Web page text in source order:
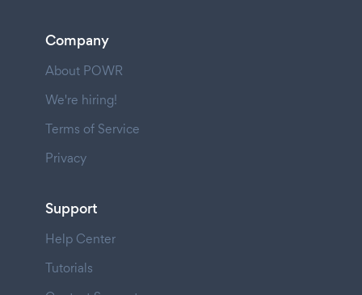
Company
About POWR
We're hiring!
Terms of Service
Privacy
Support
Help Center
Tutorials